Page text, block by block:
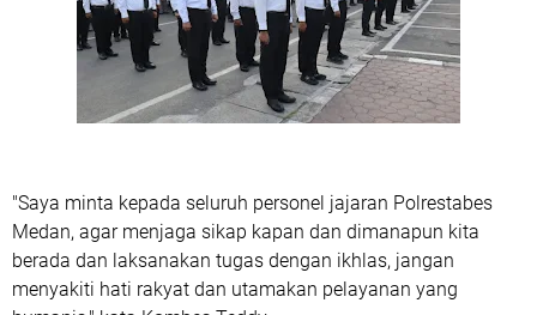
"Saya minta kepada seluruh personel jajaran Polrestabes
Medan, agar menjaga sikap kapan dan dimanapun kita
berada dan laksanakan tugas dengan ikhlas, jangan
menyakiti hati rakyat dan utamakan pelayanan yang